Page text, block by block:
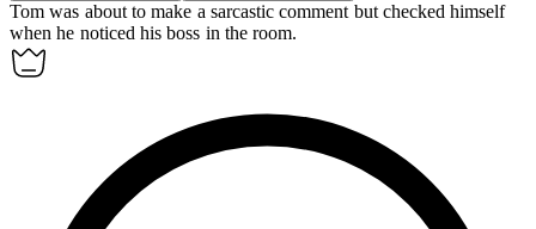
Tom was about to make a sarcastic comment but checked himself
when he noticed his boss in the room.